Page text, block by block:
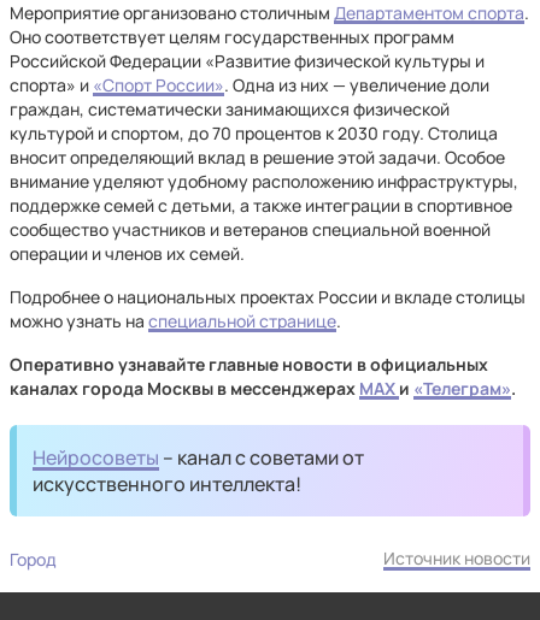
Мероприятие организовано столичным Департаментом спорта.
Оно соответствует целям государственных программ
Российской Федерации «Развитие физической культуры и
спорта» и «Спорт России». Одна из них — увеличение доли
граждан, систематически занимающихся физической
культурой и спортом, до 70 процентов к 2030 году. Столица
вносит определяющий вклад в решение этой задачи. Особое
внимание уделяют удобному расположению инфраструктуры,
поддержке семей с детьми, а также интеграции в спортивное
сообщество участников и ветеранов специальной военной
операции и членов их семей.
Подробнее о национальных проектах России и вкладе столицы
можно узнать на специальной странице.
Оперативно узнавайте главные новости в официальных
каналах города Москвы в мессенджерах MAX и «Телеграм».
Нейросоветы – канал с советами от
искусственного интеллекта!
Город Источник новости